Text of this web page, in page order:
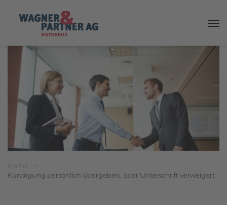
Breadcrumbnavigation
Sie befinden sich hier:
Home
Kündigung persönlich übergeben, aber Unterschrift verweigert